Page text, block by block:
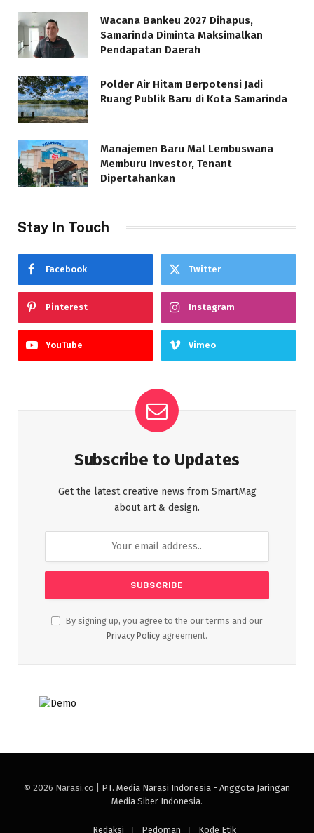
Wacana Bankeu 2027 Dihapus,
Samarinda Diminta Maksimalkan
Pendapatan Daerah
Polder Air Hitam Berpotensi Jadi
Ruang Publik Baru di Kota Samarinda
Manajemen Baru Mal Lembuswana
Memburu Investor, Tenant
Dipertahankan
Stay In Touch
Facebook Twitter
Pinterest Instagram
YouTube Vimeo
Subscribe to Updates
Get the latest creative news from SmartMag
about art & design.
By signing up, you agree to the our terms and our
Privacy Policy agreement.
© 2026 Narasi.co | PT. Media Narasi Indonesia - Anggota Jaringan
Media Siber Indonesia.
Redaksi Pedoman Kode Etik